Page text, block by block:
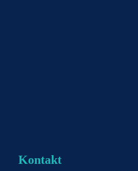
Kontakt